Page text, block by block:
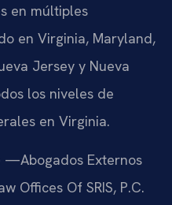
en múltiples
en Virginia, Maryland,
Jersey y Nueva
los niveles de
en Virginia.
—Abogados Externos
Offices Of SRIS, P.C.